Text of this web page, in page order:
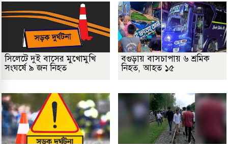
সিলেটে দুই বাসের মুখোমুখি
সংঘর্ষে ৯ জন নিহত
বগুড়ায় বাসচাপায় ৬ শ্রমিক
নিহত, আহত ১৫